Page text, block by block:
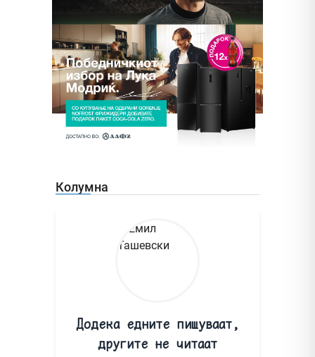
Колумна
Додека едните пишуваат,
другите не читаат